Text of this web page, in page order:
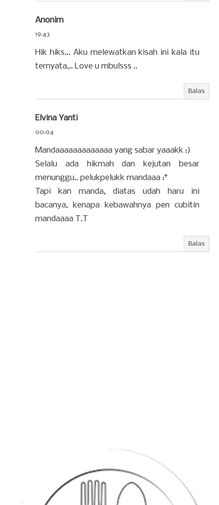
Anonim
19:43
Hik hiks... Aku melewatkan kisah ini kala itu
ternyata,.. Love u mbulsss ..
Balas
Elvina Yanti
00:04
Mandaaaaaaaaaaaaa yang sabar yaaakk :)
Selalu ada hikmah dan kejutan besar
menunggu.. pelukpelukk mandaaa :*
Tapi kan manda, diatas udah haru ini
bacanya, kenapa kebawahnya pen cubitin
mandaaaa T.T
Balas